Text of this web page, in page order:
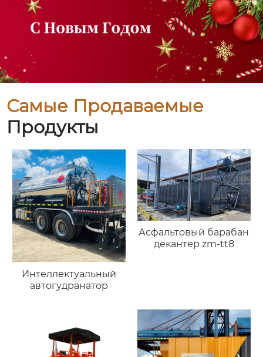
Самые Продаваемые
Продукты
Интеллектуальный
автогудранатор
Асфальтовый барабан
декантер zm-tt8